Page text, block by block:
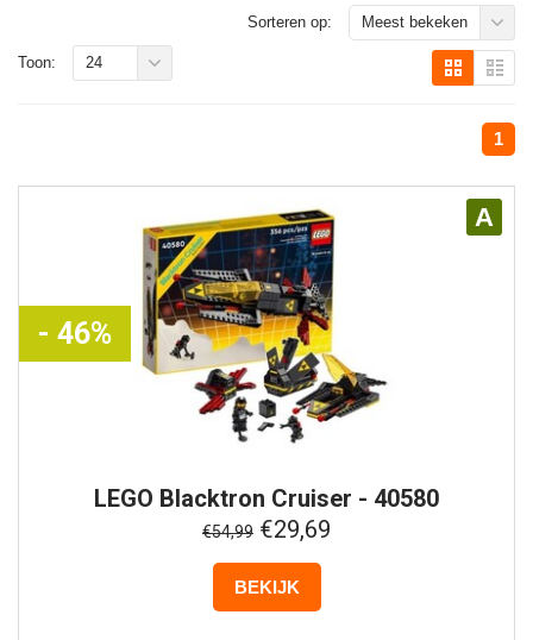
Sorteren op: Meest bekeken
1
Toon: 24
A
- 46%
LEGO Blacktron Cruiser - 40580
€54,99 €29,69
BEKIJK